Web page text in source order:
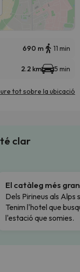
690 m 11 min
2.2 km 5 min
tot sobre la ubicació
clar
El catàleg més gran
Dels Pirineus als Alps
Tenim l'hotel que
l'estació que somies.